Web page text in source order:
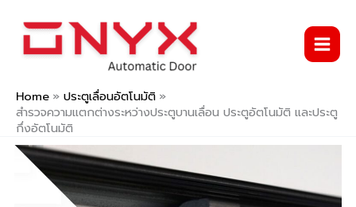
content
Home
ประตูเลื่อนอัตโนมัติ
สำรวจความแตกต่างระหว่างประตูบานเลื่อน ประตูอัตโนมัติ และประตู
กึ่งอัตโนมัติ